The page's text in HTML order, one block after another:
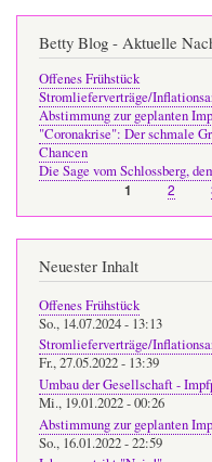
Betty Blog - Aktuelle
Offenes Frühstück
Stromlieferverträge/
Abstimmung zur geplanten
"Coronakrise": Der schmale
Chancen
Die Sage vom Schlossberg,
Page
1 Page
2
Neuester Inhalt
Offenes Frühstück
So., 14.07.2024 - 13:13
Stromlieferverträge/
Fr., 27.05.2022 - 13:39
Umbau der Gesellschaft -
Mi., 19.01.2022 - 00:26
Abstimmung zur geplanten
So., 16.01.2022 - 22:59